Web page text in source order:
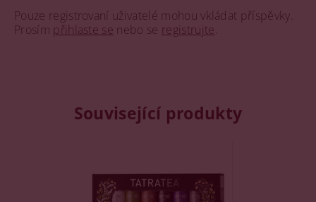
Pouze registrovaní uživatelé mohou vkládat příspěvky.
Prosím přihlaste se nebo se registrujte
Související produkty